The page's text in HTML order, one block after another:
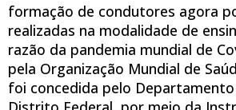
formação de condutores agora
realizadas na modalidade de
razão da pandemia mundial de
pela Organização Mundial de
foi concedida pelo